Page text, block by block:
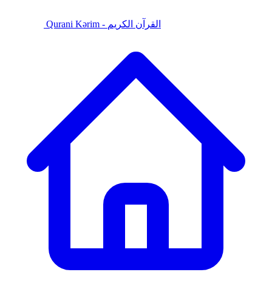
Qurani Kərim - القرآن الكريم